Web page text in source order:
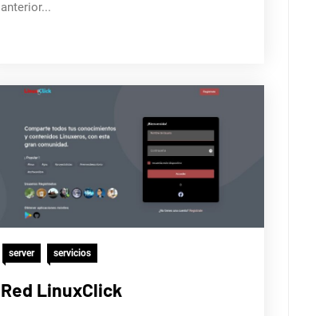
anterior...
server servicios
Red LinuxClick